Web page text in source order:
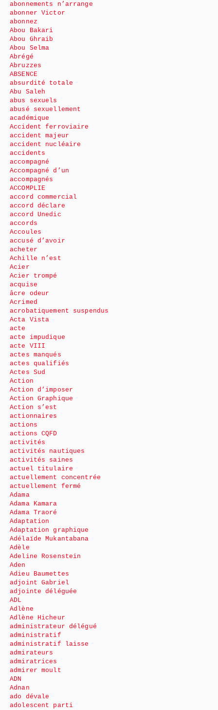
abonnements n’arrange
abonner Victor
abonnez
Abou Bakari
Abou Ghraib
Abou Selma
Abrégé
Abruzzes
ABSENCE
absurdité totale
Abu Saleh
abus sexuels
abusé sexuellement
académique
Accident ferroviaire
accident majeur
accident nucléaire
accidents
accompagné
Accompagné d’un
accompagnés
ACCOMPLIE
accord commercial
accord déclare
accord Unedic
accords
Accoules
accusé d’avoir
acheter
Achille n’est
Acier
Acier trompé
acquise
âcre odeur
Acrimed
acrobatiquement suspendus
Acta Vista
acte
acte impudique
acte VIII
actes manqués
actes qualifiés
Actes Sud
Action
Action d’imposer
Action Graphique
Action s’est
actionnaires
actions
actions CQFD
activités
activités nautiques
activités saines
actuel titulaire
actuellement concentrée
actuellement fermé
Adama
Adama Kamara
Adama Traoré
Adaptation
Adaptation graphique
Adélaïde Mukantabana
Adèle
Adeline Rosenstein
Aden
Adieu Baumettes
adjoint Gabriel
adjointe déléguée
ADL
Adlène
Adlène Hicheur
administrateur délégué
administratif
administratif laisse
admirateurs
admiratrices
admirer moult
ADN
Adnan
ado dévale
adolescent parti